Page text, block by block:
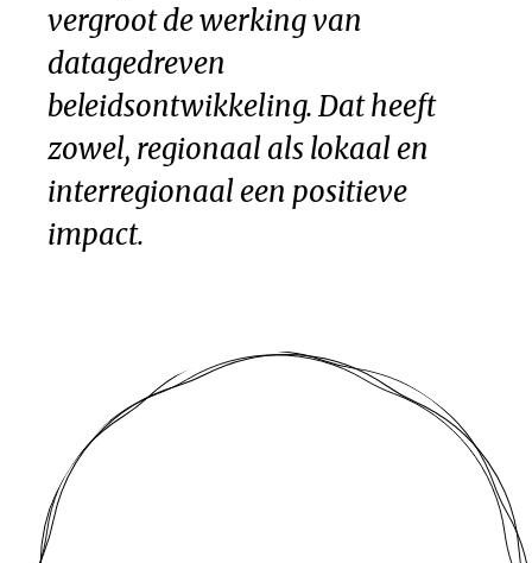
vergroot de werking van
datagedreven
beleidsontwikkeling. Dat heeft
zowel, regionaal als lokaal en
interregionaal een positieve
impact.